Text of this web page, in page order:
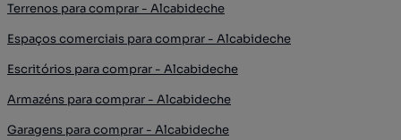
Terrenos para comprar - Alcabideche
Espaços comerciais para comprar - Alcabideche
Escritórios para comprar - Alcabideche
Armazéns para comprar - Alcabideche
Garagens para comprar - Alcabideche